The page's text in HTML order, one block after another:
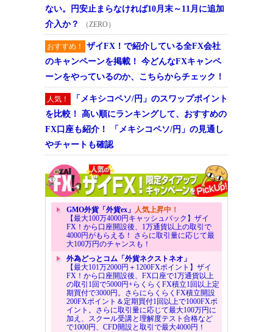
ない。円安止まらなければ10月末～11月に追加
介入か？
（ZERO）
おすすめ！
ザイFX！で紹介している全FX会社
のキャンペーンを掲載！ 今どんなFXキャンペ
ーンをやっているのか、こちらからチェック！
人気！
「メキシコペソ/円」のスワップポイント
を比較！ 高い順にランキングして、おすすめの
FX口座も紹介！ 「メキシコペソ/円」の見通し
やチャートも確認
GMO外貨「外貨ex」 人気上昇中！
【最大100万4000円キャッシュバック】ザイ
FX！から口座開設後、1万通貨以上の取引で
4000円がもらえる！ さらに取引量に応じて最
大100万円のチャンスも！
外為どっとコム「外貨ネクストネオ」
【最大101万2000円＋1200FXポイント】ザイ
FX！から口座開設後、FX口座で1万通貨以上
の取引1回で5000円+らくらくFX積立1回以上定
期買付で3000円。さらにらくらくFX積立開設
200FXポイント＆定期買付1回以上で1000FXポ
イント。さらに取引量に応じて最大100万円に
加え、スクール受講と理解度テスト合格など
で1000円、CFD開設と取引で最大4000円！